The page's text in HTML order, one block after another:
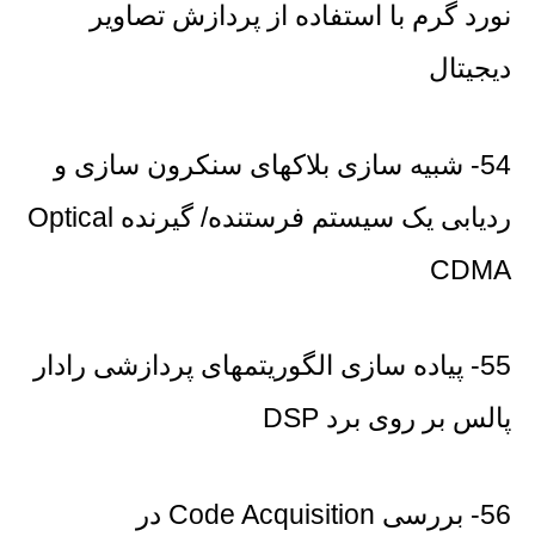
نورد گرم با استفاده از پردازش تصاویر
دیجیتال
54- شبیه سازی بلاکهای سنکرون سازی و
ردیابی یک سیستم فرستنده/ گیرنده Optical
CDMA
55- پیاده سازی الگوریتمهای پردازشی رادار
پالس بر روی برد DSP
56- بررسی Code Acquisition در